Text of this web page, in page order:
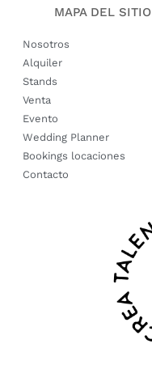
MAPA DEL SITIO
Nosotros
Alquiler
Stands
Venta
Evento
Wedding Planner
Bookings locaciones
Contacto